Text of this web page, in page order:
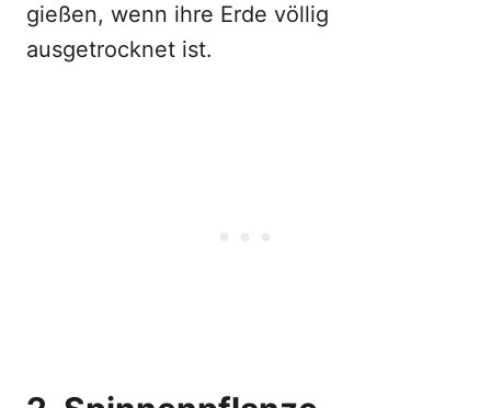
gießen, wenn ihre Erde völlig
ausgetrocknet ist.